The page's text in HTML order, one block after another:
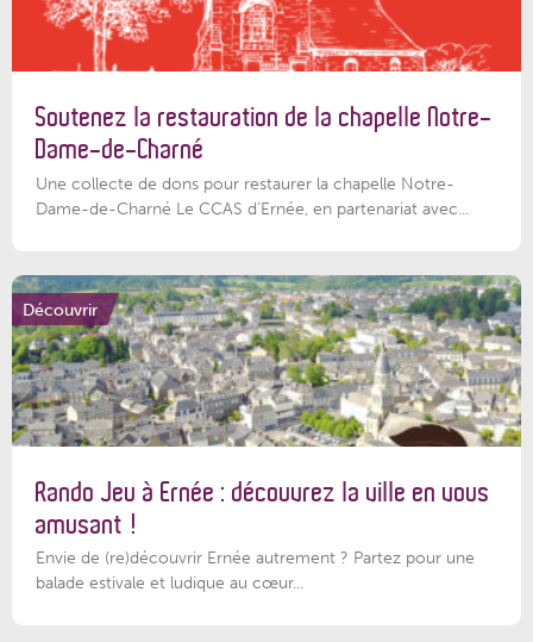
Soutenez la restauration de la chapelle Notre-
Dame-de-Charné
Une collecte de dons pour restaurer la chapelle Notre-
Dame-de-Charné Le CCAS d’Ernée, en partenariat avec...
Découvrir
Rando Jeu à Ernée : découvrez la ville en vous
amusant !
Envie de (re)découvrir Ernée autrement ? Partez pour une
balade estivale et ludique au cœur...